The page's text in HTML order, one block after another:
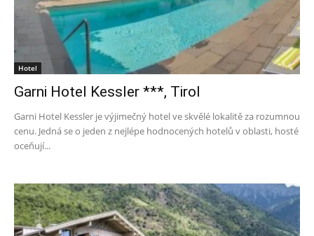
Hotel
Garni Hotel Kessler ***, Tirol
Garni Hotel Kessler je výjimečný hotel ve skvělé lokalitě za rozumnou
cenu. Jedná se o jeden z nejlépe hodnocených hotelů v oblasti, hosté
oceňují...